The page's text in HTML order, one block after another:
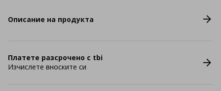
Описание на продукта
Платете разсрочено с tbi
Изчислете вноските си